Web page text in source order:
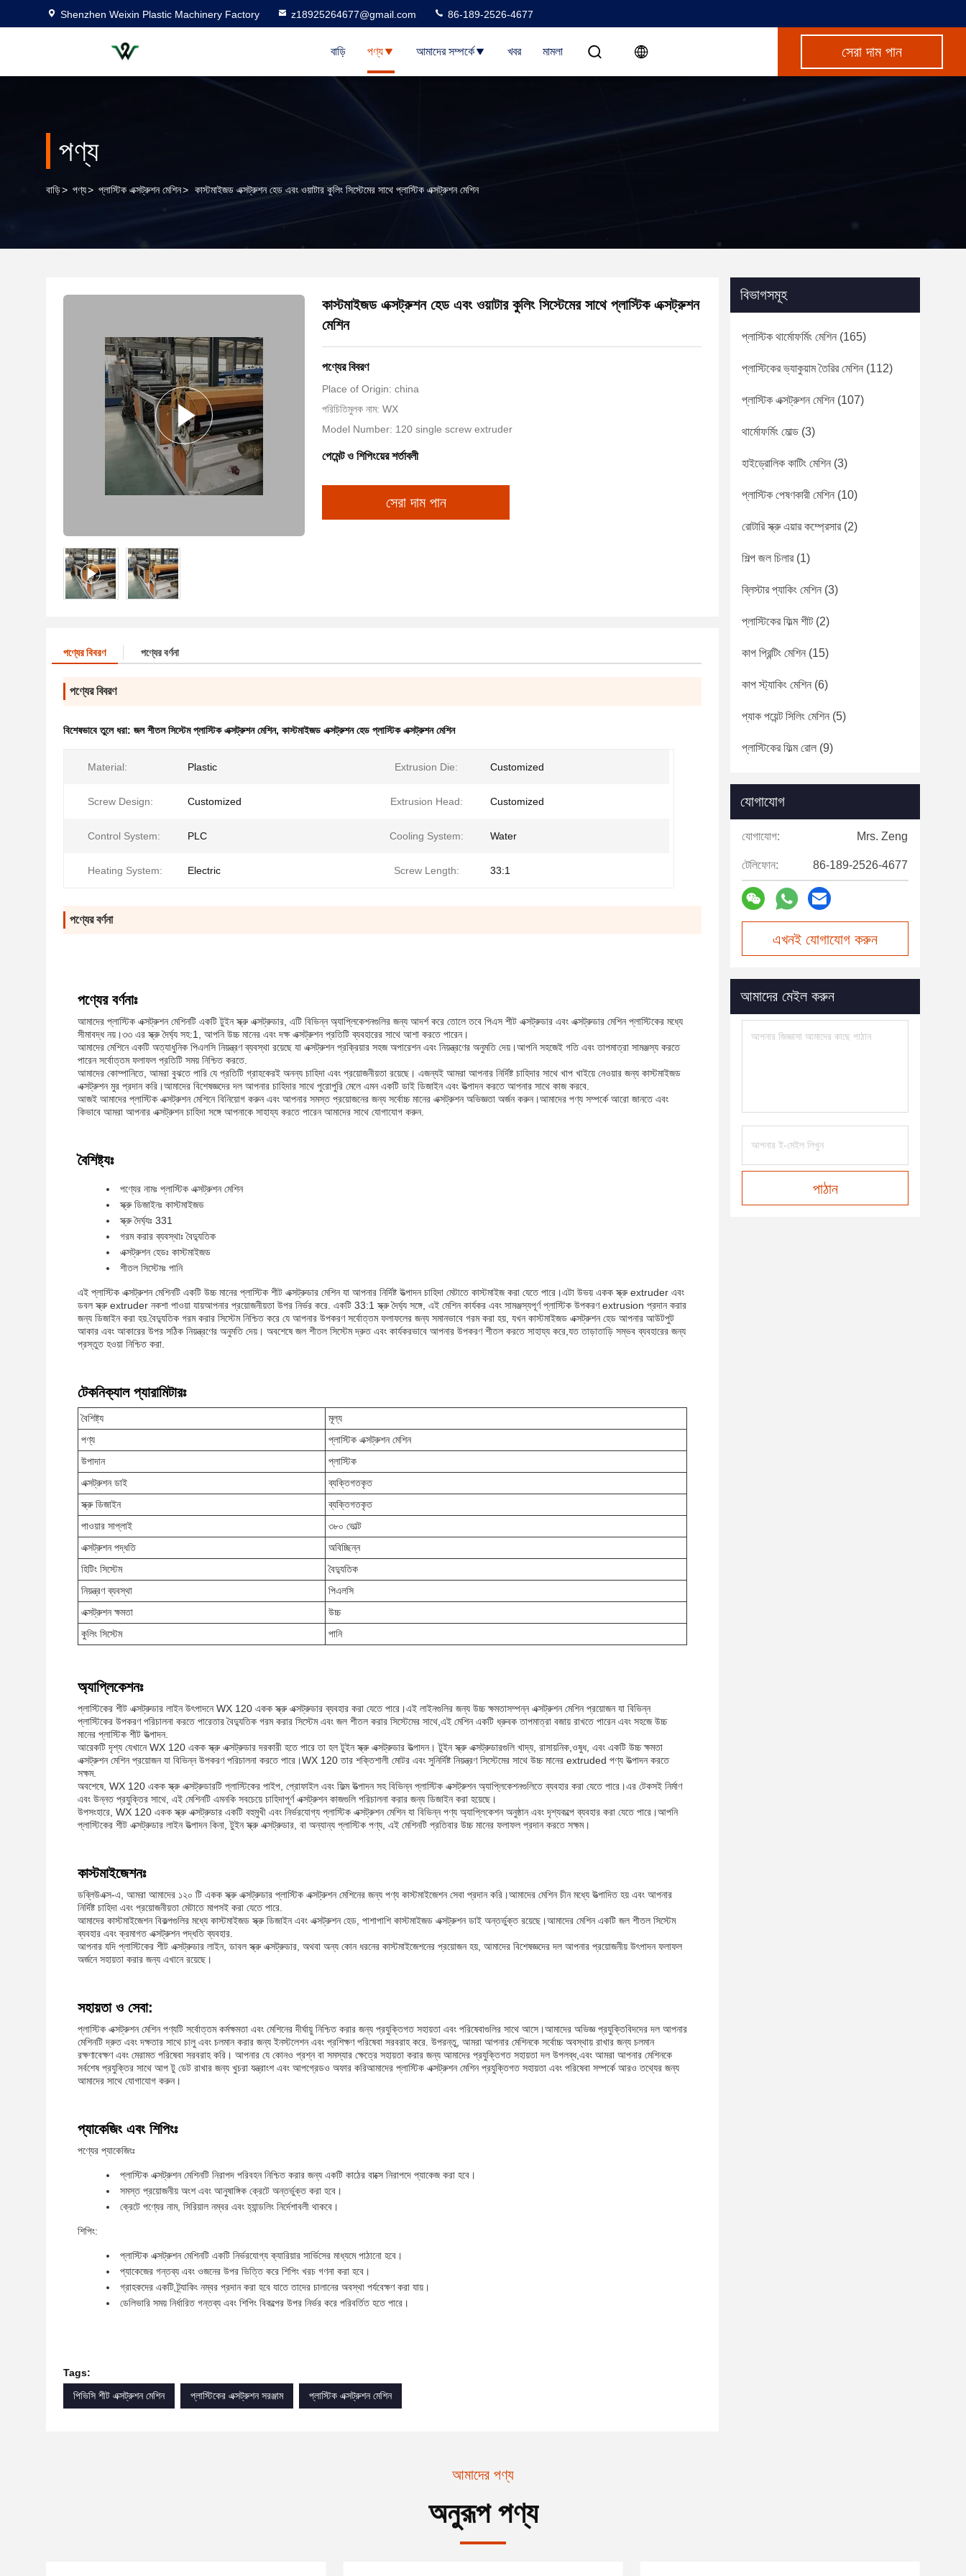
Shenzhen Weixin Plastic Machinery Factory z18925264677@gmail.com 86-189-2526-4677
বাড়ি পণ্য আমাদের সম্পর্কে খবর মামলা সেরা দাম পান
পণ্য
বাড়ি> পণ্য> প্লাস্টিক এক্সট্রুশন মেশিন> কাস্টমাইজড এক্সট্রুশন হেড এবং ওয়াটার কুলিং সিস্টেমের সাথে প্লাস্টিক এক্সট্রুশন মেশিন
কাস্টমাইজড এক্সট্রুশন হেড এবং ওয়াটার কুলিং সিস্টেমের সাথে প্লাস্টিক এক্সট্রুশন
মেশিন
পণ্যের বিবরণ
Place of Origin: china
পরিচিতিমুলক নাম: WX
Model Number: 120 single screw extruder
পেমেন্ট ও শিপিংয়ের শর্তাবলী
সেরা দাম পান
পণ্যের বিবরণ পণ্যের বর্ণনা
পণ্যের বিবরণ
বিশেষভাবে তুলে ধরা: জল শীতল সিস্টেম প্লাস্টিক এক্সট্রুশন মেশিন, কাস্টমাইজড এক্সট্রুশন হেড প্লাস্টিক এক্সট্রুশন মেশিন
Material: Plastic Extrusion Die: Customized
Screw Design: Customized Extrusion Head: Customized
Control System: PLC Cooling System: Water
Heating System: Electric Screw Length: 33:1
পণ্যের বর্ণনা
পণ্যের বর্ণনাঃ
আমাদের প্লাস্টিক এক্সট্রুশন মেশিনটি একটি টুইন স্ক্রু এক্সট্রুডার, এটি বিভিন্ন অ্যাপ্লিকেশনগুলির জন্য আদর্শ করে তোলে তবে পিএস শীট এক্সট্রুডার এবং এক্সট্রুডার মেশিন প্লাস্টিকের মধ্যে
সীমাবদ্ধ নয়।৩৩ এর স্ক্রু দৈর্ঘ্য সহ:1, আপনি উচ্চ মানের এবং দক্ষ এক্সট্রুশন প্রতিটি ব্যবহারের সাথে আশা করতে পারেন।
আমাদের মেশিনে একটি অত্যাধুনিক পিএলসি নিয়ন্ত্রণ ব্যবস্থা রয়েছে যা এক্সট্রুশন প্রক্রিয়ার সহজ অপারেশন এবং নিয়ন্ত্রণের অনুমতি দেয়।আপনি সহজেই গতি এবং তাপমাত্রা সামঞ্জস্য করতে
পারেন সর্বোত্তম ফলাফল প্রতিটি সময় নিশ্চিত করতে.
আমাদের কোম্পানিতে, আমরা বুঝতে পারি যে প্রতিটি গ্রাহকেরই অনন্য চাহিদা এবং প্রয়োজনীয়তা রয়েছে। এজন্যই আমরা আপনার নির্দিষ্ট চাহিদার সাথে খাপ খাইয়ে নেওয়ার জন্য কাস্টমাইজড
এক্সট্রুশন মুর প্রদান করি।আমাদের বিশেষজ্ঞদের দল আপনার চাহিদার সাথে পুরোপুরি মেলে এমন একটি ডাই ডিজাইন এবং উত্পাদন করতে আপনার সাথে কাজ করবে.
আজই আমাদের প্লাস্টিক এক্সট্রুশন মেশিনে বিনিয়োগ করুন এবং আপনার সমস্ত প্রয়োজনের জন্য সর্বোচ্চ মানের এক্সট্রুশন অভিজ্ঞতা অর্জন করুন।আমাদের পণ্য সম্পর্কে আরো জানতে এবং
কিভাবে আমরা আপনার এক্সট্রুশন চাহিদা সঙ্গে আপনাকে সাহায্য করতে পারেন আমাদের সাথে যোগাযোগ করুন.
বৈশিষ্ট্যঃ
পণ্যের নামঃ প্লাস্টিক এক্সট্রুশন মেশিন
স্ক্রু ডিজাইনঃ কাস্টমাইজড
স্ক্রু দৈর্ঘ্যঃ 331
গরম করার ব্যবস্থাঃ বৈদ্যুতিক
এক্সট্রুশন হেডঃ কাস্টমাইজড
শীতল সিস্টেমঃ পানি
এই প্লাস্টিক এক্সট্রুশন মেশিনটি একটি উচ্চ মানের প্লাস্টিক শীট এক্সট্রুডার মেশিন যা আপনার নির্দিষ্ট উত্পাদন চাহিদা মেটাতে কাস্টমাইজ করা যেতে পারে।এটা উভয় একক স্ক্রু extruder এবং
ডবল স্ক্রু extruder নকশা পাওয়া যায়আপনার প্রয়োজনীয়তা উপর নির্ভর করে. একটি 33:1 স্ক্রু দৈর্ঘ্য সঙ্গে, এই মেশিন কার্যকর এবং সামঞ্জস্যপূর্ণ প্লাস্টিক উপকরণ extrusion প্রদান করার
জন্য ডিজাইন করা হয়.বৈদ্যুতিক গরম করার সিস্টেম নিশ্চিত করে যে আপনার উপকরণ সর্বোত্তম ফলাফলের জন্য সমানভাবে গরম করা হয়, যখন কাস্টমাইজড এক্সট্রুশন হেড আপনার আউটপুট
আকার এবং আকারের উপর সঠিক নিয়ন্ত্রণের অনুমতি দেয়। অবশেষে জল শীতল সিস্টেম দ্রুত এবং কার্যকরভাবে আপনার উপকরণ শীতল করতে সাহায্য করে,যত তাড়াতাড়ি সম্ভব ব্যবহারের জন্য
প্রস্তুত হওয়া নিশ্চিত করা.
টেকনিক্যাল প্যারামিটারঃ
বৈশিষ্ট্য
মূল্য
পণ্য
প্লাস্টিক এক্সট্রুশন মেশিন
উপাদান
প্লাস্টিক
এক্সট্রুশন ডাই
ব্যক্তিগতকৃত
স্ক্রু ডিজাইন
ব্যক্তিগতকৃত
পাওয়ার সাপ্লাই
৩৮০ ভোল্ট
এক্সট্রুশন পদ্ধতি
অবিচ্ছিন্ন
হিটিং সিস্টেম
বৈদ্যুতিক
নিয়ন্ত্রণ ব্যবস্থা
পিএলসি
এক্সট্রুশন ক্ষমতা
উচ্চ
কুলিং সিস্টেম
পানি
অ্যাপ্লিকেশনঃ
প্লাস্টিকের শীট এক্সট্রুডার লাইন উৎপাদনে WX 120 একক স্ক্রু এক্সট্রুডার ব্যবহার করা যেতে পারে।এই লাইনগুলির জন্য উচ্চ ক্ষমতাসম্পন্ন এক্সট্রুশন মেশিন প্রয়োজন যা বিভিন্ন
প্লাস্টিকের উপকরণ পরিচালনা করতে পারেতার বৈদ্যুতিক গরম করার সিস্টেম এবং জল শীতল করার সিস্টেমের সাথে,এই মেশিন একটি ধ্রুবক তাপমাত্রা বজায় রাখতে পারেন এবং সহজে উচ্চ
মানের প্লাস্টিক শীট উত্পাদন.
আরেকটি দৃশ্য যেখানে WX 120 একক স্ক্রু এক্সট্রুডার দরকারী হতে পারে তা হল টুইন স্ক্রু এক্সট্রুডার উত্পাদন। টুইন স্ক্রু এক্সট্রুডারগুলি খাদ্য, রাসায়নিক,ওষুধ, এবং একটি উচ্চ ক্ষমতা
এক্সট্রুশন মেশিন প্রয়োজন যা বিভিন্ন উপকরণ পরিচালনা করতে পারে।WX 120 তার শক্তিশালী মোটর এবং সুনির্দিষ্ট নিয়ন্ত্রণ সিস্টেমের সাথে উচ্চ মানের extruded পণ্য উত্পাদন করতে
সক্ষম.
অবশেষে, WX 120 একক স্ক্রু এক্সট্রুডারটি প্লাস্টিকের পাইপ, প্রোফাইল এবং ফিল্ম উত্পাদন সহ বিভিন্ন প্লাস্টিক এক্সট্রুশন অ্যাপ্লিকেশনগুলিতে ব্যবহার করা যেতে পারে।এর টেকসই নির্মাণ
এবং উন্নত প্রযুক্তির সাথে, এই মেশিনটি এমনকি সবচেয়ে চাহিদাপূর্ণ এক্সট্রুশন কাজগুলি পরিচালনা করার জন্য ডিজাইন করা হয়েছে।
উপসংহারে, WX 120 একক স্ক্রু এক্সট্রুডার একটি বহুমুখী এবং নির্ভরযোগ্য প্লাস্টিক এক্সট্রুশন মেশিন যা বিভিন্ন পণ্য অ্যাপ্লিকেশন অনুষ্ঠান এবং দৃশ্যকল্পে ব্যবহার করা যেতে পারে।আপনি
প্লাস্টিকের শীট এক্সট্রুডার লাইন উত্পাদন কিনা, টুইন স্ক্রু এক্সট্রুডার, বা অন্যান্য প্লাস্টিক পণ্য, এই মেশিনটি প্রতিবার উচ্চ মানের ফলাফল প্রদান করতে সক্ষম।
কাস্টমাইজেশনঃ
ডব্লিউএক্স-এ, আমরা আমাদের ১২০ টি একক স্ক্রু এক্সট্রুডার প্লাস্টিক এক্সট্রুশন মেশিনের জন্য পণ্য কাস্টমাইজেশন সেবা প্রদান করি।আমাদের মেশিন চীন মধ্যে উত্পাদিত হয় এবং আপনার
নির্দিষ্ট চাহিদা এবং প্রয়োজনীয়তা মেটাতে মাপসই করা যেতে পারে.
আমাদের কাস্টমাইজেশন বিকল্পগুলির মধ্যে কাস্টমাইজড স্ক্রু ডিজাইন এবং এক্সট্রুশন হেড, পাশাপাশি কাস্টমাইজড এক্সট্রুশন ডাই অন্তর্ভুক্ত রয়েছে।আমাদের মেশিন একটি জল শীতল সিস্টেম
ব্যবহার এবং ক্রমাগত এক্সট্রুশন পদ্ধতি ব্যবহার.
আপনার যদি প্লাস্টিকের শীট এক্সট্রুডার লাইন, ডাবল স্ক্রু এক্সট্রুডার, অথবা অন্য কোন ধরনের কাস্টমাইজেশনের প্রয়োজন হয়, আমাদের বিশেষজ্ঞদের দল আপনার প্রয়োজনীয় উৎপাদন ফলাফল
অর্জনে সহায়তা করার জন্য এখানে রয়েছে।
সহায়তা ও সেবা:
প্লাস্টিক এক্সট্রুশন মেশিন পণ্যটি সর্বোত্তম কর্মক্ষমতা এবং মেশিনের দীর্ঘায়ু নিশ্চিত করার জন্য প্রযুক্তিগত সহায়তা এবং পরিষেবাগুলির সাথে আসে।আমাদের অভিজ্ঞ প্রযুক্তিবিদদের দল আপনার
মেশিনটি দ্রুত এবং দক্ষতার সাথে চালু এবং চলমান করার জন্য ইনস্টলেশন এবং প্রশিক্ষণ পরিষেবা সরবরাহ করে. উপরন্তু, আমরা আপনার মেশিনকে সর্বোচ্চ অবস্থায় রাখার জন্য চলমান
রক্ষণাবেক্ষণ এবং মেরামত পরিষেবা সরবরাহ করি। আপনার যে কোনও প্রশ্ন বা সমস্যার ক্ষেত্রে সহায়তা করার জন্য আমাদের প্রযুক্তিগত সহায়তা দল উপলব্ধ,এবং আমরা আপনার মেশিনকে
সর্বশেষ প্রযুক্তির সাথে আপ টু ডেট রাখার জন্য খুচরা যন্ত্রাংশ এবং আপগ্রেডও অফার করিআমাদের প্লাস্টিক এক্সট্রুশন মেশিন প্রযুক্তিগত সহায়তা এবং পরিষেবা সম্পর্কে আরও তথ্যের জন্য
আমাদের সাথে যোগাযোগ করুন।
প্যাকেজিং এবং শিপিংঃ
পণ্যের প্যাকেজিংঃ
প্লাস্টিক এক্সট্রুশন মেশিনটি নিরাপদ পরিবহন নিশ্চিত করার জন্য একটি কাঠের বাক্সে নিরাপদে প্যাকেজ করা হবে।
সমস্ত প্রয়োজনীয় অংশ এবং আনুষাঙ্গিক ক্রেটে অন্তর্ভুক্ত করা হবে।
ক্রেটে পণ্যের নাম, সিরিয়াল নম্বর এবং হ্যান্ডলিং নির্দেশাবলী থাকবে।
শিপিং:
প্লাস্টিক এক্সট্রুশন মেশিনটি একটি নির্ভরযোগ্য ক্যারিয়ার সার্ভিসের মাধ্যমে পাঠানো হবে।
প্যাকেজের গন্তব্য এবং ওজনের উপর ভিত্তি করে শিপিং খরচ গণনা করা হবে।
গ্রাহকদের একটি ট্র্যাকিং নম্বর প্রদান করা হবে যাতে তাদের চালানের অবস্থা পর্যবেক্ষণ করা যায়।
ডেলিভারি সময় নির্ধারিত গন্তব্য এবং শিপিং বিকল্পের উপর নির্ভর করে পরিবর্তিত হতে পারে।
Tags:
পিভিসি শীট এক্সট্রুশন মেশিন
প্লাস্টিকের এক্সট্রুশন সরঞ্জাম প্লাস্টিক এক্সট্রুশন মেশিন
বিভাগসমূহ
প্লাস্টিক থার্মোফর্মিং মেশিন (165)
প্লাস্টিকের ভ্যাকুয়াম তৈরির মেশিন (112)
প্লাস্টিক এক্সট্রুশন মেশিন (107)
থার্মোফর্মিং মোল্ড (3)
হাইড্রোলিক কাটিং মেশিন (3)
প্লাস্টিক পেষণকারী মেশিন (10)
রোটারি স্ক্রু এয়ার কম্প্রেসার(2)
শিল্প জল চিলার(1)
ব্লিস্টার প্যাকিং মেশিন (3)
প্লাস্টিকের ফিল্ম শীট(2)
কাপ প্রিন্টিং মেশিন (15)
কাপ স্ট্যাকিং মেশিন (6)
প্যাক পয়েন্ট সিলিং মেশিন (5)
প্লাস্টিকের ফিল্ম রোল (9)
যোগাযোগ
যোগাযোগ: Mrs. Zeng
টেলিফোন: 86-189-2526-4677
এখনই যোগাযোগ করুন
আমাদের মেইল ​​করুন
পাঠান
আমাদের পণ্য
অনুরূপ পণ্য